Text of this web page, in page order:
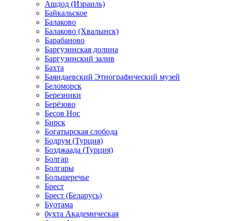
Ашдод (Израиль)
Байкальское
Балаково
Балаково (Хвалынск)
Барабаново
Баргузинская долина
Баргузинский залив
Бахта
Баяндаевский Этнографический музей
Беломорск
Березники
Берёзово
Бесов Нос
Бирск
Богатырская слобода
Бодрум (Турция)
Бозджаада (Турция)
Болгар
Болгары
Большеречье
Брест
Брест (Беларусь)
Буотама
бухта Академическая